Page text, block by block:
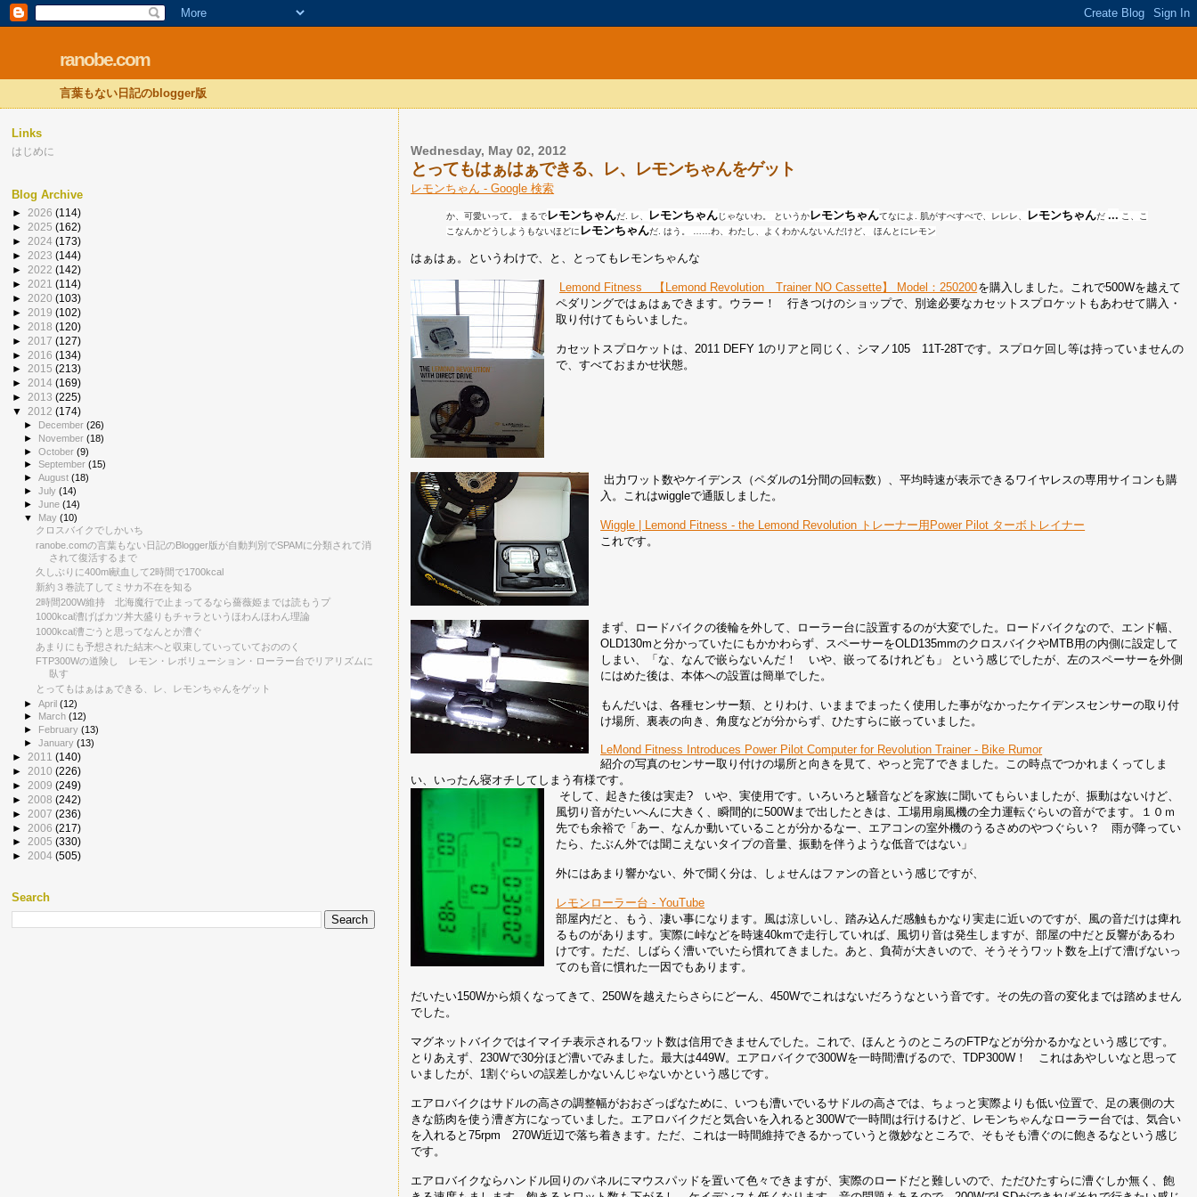
ranobe.com
言葉もない日記のblogger版
Wednesday, May 02, 2012
とってもはぁはぁできる、レ、レモンちゃんをゲット
レモンちゃん - Google 検索
か、可愛いって。 まるでレモンちゃんだ. レ、 レモンちゃんじゃないわ。 というかレモンちゃんてなによ. 肌がすべすべで、レレレ、 レモンちゃんだ... こ、こ
こなんかどうしようもないほどに レモンちゃんだ. はう。 ……わ、わたし、よくわかんないんだけど、 ほんとにレモン
はぁはぁ。というわけで、と、とってもレモンちゃんな
Lemond Fitness 【Lemond Revolution Trainer NO Cassette】 Model：250200を購入しました。これで500Wを越えて
ペダリングではぁはぁできます。ウラー！ 行きつけのショップで、別途必要なカセットスプロケットもあわせて購入・
取り付けてもらいました。
カセットスプロケットは、2011 DEFY 1のリアと同じく、シマノ105 11T-28Tです。スプロケ回し等は持っていませんの
で、すべておまかせ状態。
出力ワット数やケイデンス（ペダルの1分間の回転数）、平均時速が表示できるワイヤレスの専用サイコンも購
入。これはwiggleで通販しました。
Wiggle | Lemond Fitness - the Lemond Revolution トレーナー用Power Pilot ターボトレイナー
これです。
まず、ロードバイクの後輪を外して、ローラー台に設置するのが大変でした。ロードバイクなので、エンド幅、
OLD130mと分かっていたにもかかわらず、スペーサーをOLD135mmのクロスバイクやMTB用の内側に設定して
しまい、「な、なんで嵌らないんだ！ いや、嵌ってるけれども」 という感じでしたが、左のスペーサーを外側
にはめた後は、本体への設置は簡単でした。
もんだいは、各種センサー類、とりわけ、いままでまったく使用した事がなかったケイデンスセンサーの取り付
け場所、裏表の向き、角度などが分からず、ひたすらに嵌っていました。
LeMond Fitness Introduces Power Pilot Computer for Revolution Trainer - Bike Rumor
紹介の写真のセンサー取り付けの場所と向きを見て、やっと完了できました。この時点でつかれまくってしま
い、いったん寝オチしてしまう有様です。
そして、起きた後は実走? いや、実使用です。いろいろと騒音などを家族に聞いてもらいましたが、振動はないけど、
風切り音がたいへんに大きく、瞬間的に500Wまで出したときは、工場用扇風機の全力運転ぐらいの音がでます。１０ｍ
先でも余裕で「あー、なんか動いていることが分かるなー、エアコンの室外機のうるさめのやつぐらい？ 雨が降ってい
たら、たぶん外では聞こえないタイプの音量、振動を伴うような低音ではない」
外にはあまり響かない、外で聞く分は、しょせんはファンの音という感じですが、
レモンローラー台 - YouTube
部屋内だと、もう、凄い事になります。風は涼しいし、踏み込んだ感触もかなり実走に近いのですが、風の音だけは痺れ
るものがあります。実際に峠などを時速40kmで走行していれば、風切り音は発生しますが、部屋の中だと反響があるわ
けです。ただ、しばらく漕いでいたら慣れてきました。あと、負荷が大きいので、そうそうワット数を上げて漕げないっ
てのも音に慣れた一因でもあります。
だいたい150Wから煩くなってきて、250Wを越えたらさらにどーん、450Wでこれはないだろうなという音です。その先の音の変化までは踏めません
でした。
マグネットバイクではイマイチ表示されるワット数は信用できませんでした。これで、ほんとうのところのFTPなどが分かるかなという感じです。
とりあえず、230Wで30分ほど漕いでみました。最大は449W。エアロバイクで300Wを一時間漕げるので、TDP300W！ これはあやしいなと思って
いましたが、1割ぐらいの誤差しかないんじゃないかという感じです。
エアロバイクはサドルの高さの調整幅がおおざっぱなために、いつも漕いでいるサドルの高さでは、ちょっと実際よりも低い位置で、足の裏側の大
きな筋肉を使う漕ぎ方になっていました。エアロバイクだと気合いを入れると300Wで一時間は行けるけど、レモンちゃんなローラー台では、気合い
を入れると75rpm 270W近辺で落ち着きます。ただ、これは一時間維持できるかっていうと微妙なところで、そもそも漕ぐのに飽きるなという感じ
です。
エアロバイクならハンドル回りのパネルにマウスパッドを置いて色々できますが、実際のロードだと難しいので、ただひたすらに漕ぐしか無く、飽
Links
はじめに
Blog Archive
► 2026 (114)
► 2025 (162)
► 2024 (173)
► 2023 (144)
► 2022 (142)
► 2021 (114)
► 2020 (103)
► 2019 (102)
► 2018 (120)
► 2017 (127)
► 2016 (134)
► 2015 (213)
► 2014 (169)
► 2013 (225)
▼ 2012 (174)
► December(26)
► November(18)
►October(9)
►September(15)
►August(18)
►July(14)
►June(14)
▼ May(10)
クロスバイクでしかいち
ranobe.comの言葉もない日記のBlogger版が自動判別でSPAMに分類されて消
されて復活するまで
久しぶりに400ml献血して2時間で1700kcal
新約３巻読了してミサカ不在を知る
2時間200W維持 北海魔行で止まってるなら薔薇姫までは読もうプ
1000kcal漕げばカツ丼大盛りもチャラというほわんほわん理論
1000kcal漕ごうと思ってなんとか漕ぐ
あまりにも予想された結末へと収束していっていておののく
FTP300Wの道険し レモン・レボリューション・ローラー台でリアリズムに
臥す
とってもはぁはぁできる、レ、レモンちゃんをゲット
►April(12)
►
March(12)
►
February(13)
►January(13)
► 2011 (140)
► 2010 (226)
► 2009 (249)
► 2008 (242)
► 2007 (236)
► 2006 (217)
► 2005 (330)
► 2004 (505)
Search